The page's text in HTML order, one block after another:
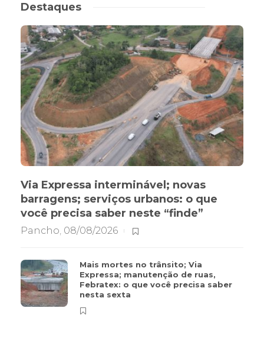
Destaques
Via Expressa interminável; novas
barragens; serviços urbanos: o que
você precisa saber neste “finde”
Pancho 08/08/2026
Mais mortes no trânsito; Via
Expressa; manutenção de ruas,
Febratex: o que você precisa saber
nesta sexta